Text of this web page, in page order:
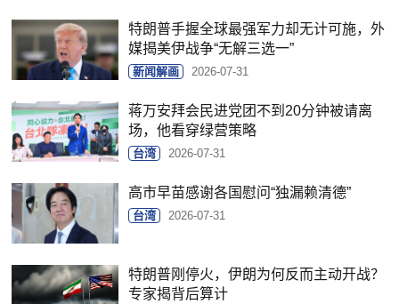
特朗普手握全球最强军力却无计可施，外
媒揭美伊战争“无解三选一”
新闻解画 2026-07-31
蒋万安拜会民进党团不到20分钟被请离
场，他看穿绿营策略
台湾 2026-07-31
高市早苗感谢各国慰问“独漏赖清德”
台湾 2026-07-31
特朗普刚停火，伊朗为何反而主动开战？
专家揭背后算计